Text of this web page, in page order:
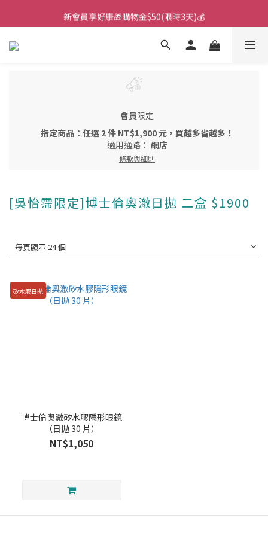
🌙韓國直送！遊樂園月拋新上市！🌙
新會員享好康🎁購物金$50(限時3天)💰
🌙韓國直送！遊樂園月拋新上市！🌙
會員限定
指定商品：任選 2 件 NT$1,900 元，買越多省越多！
適用通路： 網店
條款與細則
[吳怡霈限定]博士倫奧澈日拋 二盒 $1900
每頁顯示 24 個
矽水膠日拋
博士倫奧澈矽水膠隱形眼鏡
（日拋 30 片）
NT$1,050